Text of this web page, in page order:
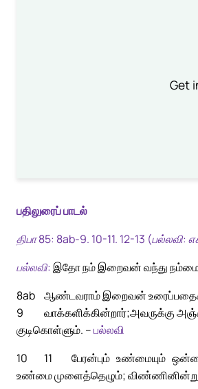
Get
பதிலுரைப் பாடல்
திபா 85: 8ab-9. 10-11. 12-13 (பல்லவி:
பல்லவி: இதோ நம் இறைவன் வந்து நம்மை
8ab ஆண்டவராம் இறைவன் உரைப்பதைக்
வாக்களிக்கின்றார்;
9
அவருக்கு
குடிகொள்ளும். –பல்லவி
10
பேரன்பும் உண்மையும்
11
உண்மை முளைத்தெழும்; விண்ணினின்று